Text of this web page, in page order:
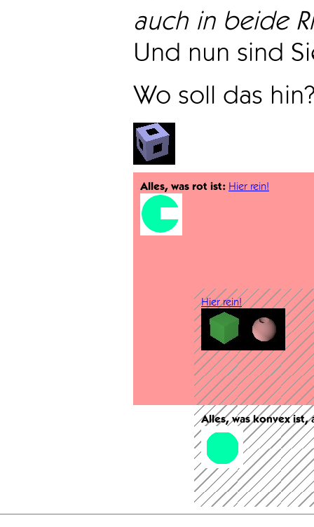
auch in beide
Und nun sind
Wo soll das
Alles, was rot ist: Hier rein!
Hier rein!
Alles, was konvex